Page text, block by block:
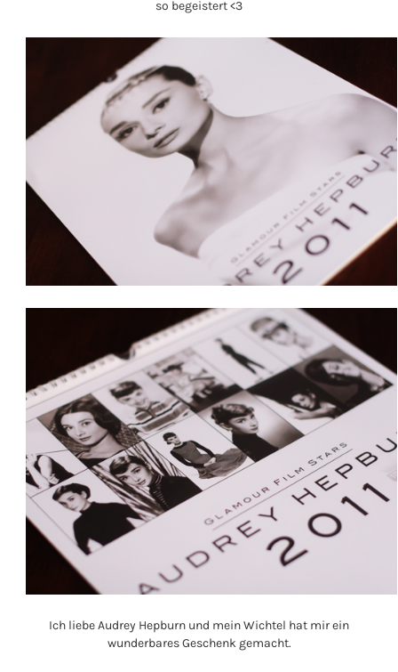
so begeistert <3
Ich liebe Audrey Hepburn und mein Wichtel hat mir ein
wunderbares Geschenk gemacht.